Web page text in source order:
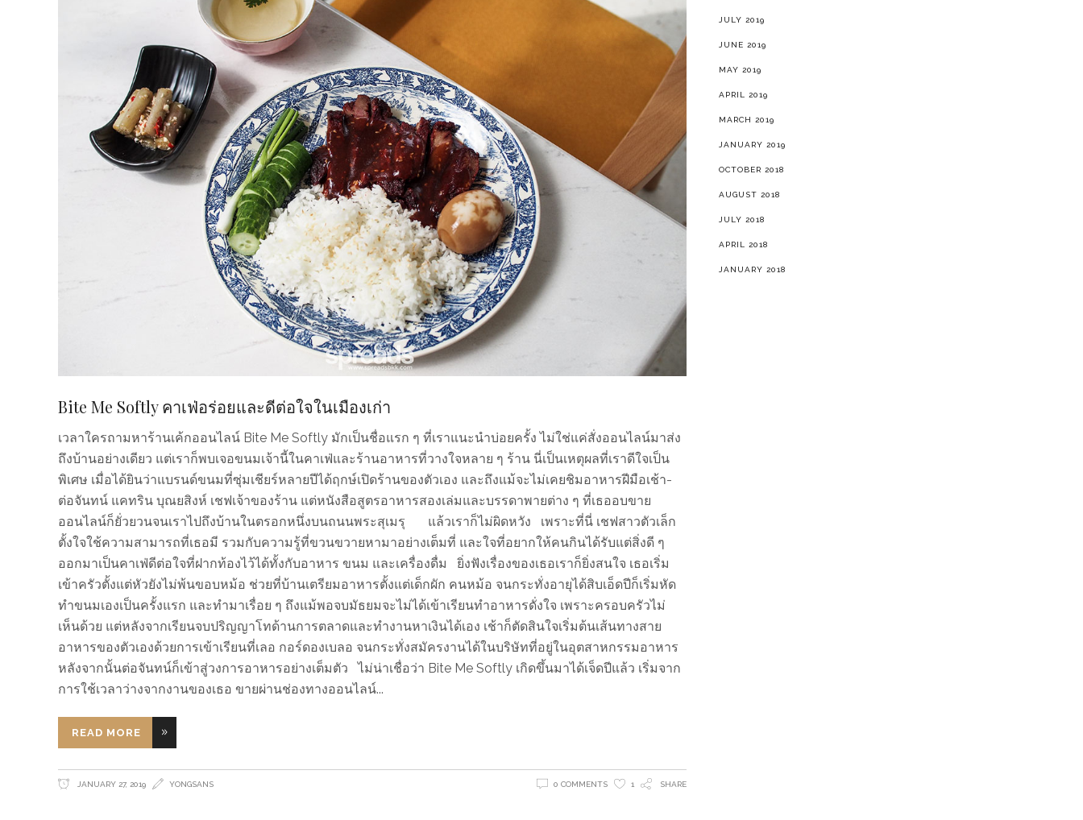
Bite Me Softly คาเฟ่อร่อยและดีต่อใจในเมืองเก่า
เวลาใครถามหาร้านเค้กออนไลน์ Bite Me Softly มักเป็นชื่อแรก ๆ ที่เราแนะนำบ่อยครั้ง ไม่ใช่แค่สั่งออนไลน์มาส่ง
ถึงบ้านอย่างเดียว แต่เราก็พบเจอขนมเจ้านี้ในคาเฟ่และร้านอาหารที่วางใจหลาย ๆ ร้าน นี่เป็นเหตุผลที่เราดีใจเป็น
พิเศษ เมื่อได้ยินว่าแบรนด์ขนมที่ซุ่มเชียร์หลายปีได้ฤกษ์เปิดร้านของตัวเอง และถึงแม้จะไม่เคยชิมอาหารฝีมือเช้า-
ต่อจันทน์ แคทริน บุณยสิงห์ เชฟเจ้าของร้าน แต่หนังสือสูตรอาหารสองเล่มและบรรดาพายต่าง ๆ ที่เธออบขาย
ออนไลน์ก็ยั่วยวนจนเราไปถึงบ้านในตรอกหนึ่งบนถนนพระสุเมรุ แล้วเราก็ไม่ผิดหวัง เพราะที่นี่ เชฟสาวตัวเล็ก
ตั้งใจใช้ความสามารถที่เธอมี รวมกับความรู้ที่ขวนขวายหามาอย่างเต็มที่ และใจที่อยากให้คนกินได้รับแต่สิ่งดี ๆ
ออกมาเป็นคาเฟ่ดีต่อใจที่ฝากท้องไว้ได้ทั้งกับอาหาร ขนม และเครื่องดื่ม ยิ่งฟังเรื่องของเธอเราก็ยิ่งสนใจ เธอเริ่ม
เข้าครัวตั้งแต่หัวยังไม่พ้นขอบหม้อ ช่วยที่บ้านเตรียมอาหารตั้งแต่เด็กผัก คนหม้อ จนกระทั่งอายุได้สิบเอ็ดปีก็เริ่มหัด
ทำขนมเองเป็นครั้งแรก และทำมาเรื่อย ๆ ถึงแม้พอจบมัธยมจะไม่ได้เข้าเรียนทำอาหารดั่งใจ เพราะครอบครัวไม่
เห็นด้วย แต่หลังจากเรียนจบปริญญาโทด้านการตลาดและทำงานหาเงินได้เอง เช้าก็ตัดสินใจเริ่มต้นเส้นทางสาย
อาหารของตัวเองด้วยการเข้าเรียนที่เลอ กอร์ดองเบลอ จนกระทั่งสมัครงานได้ในบริษัทที่อยู่ในอุตสาหกรรมอาหาร
หลังจากนั้นต่อจันทน์ก็เข้าสู่วงการอาหารอย่างเต็มตัว ไม่น่าเชื่อว่า Bite Me Softly เกิดขึ้นมาได้เจ็ดปีแล้ว เริ่มจาก
การใช้เวลาว่างจากงานของเธอ ขายผ่านช่องทางออนไลน์
READ MORE
JANUARY 27, 2019 YONGSANS 0 COMMENTS 1 SHARE
JULY 2019
JUNE 2019
MAY 2019
APRIL 2019
MARCH 2019
JANUARY 2019
OCTOBER 2018
AUGUST 2018
JULY 2018
APRIL 2018
JANUARY 2018